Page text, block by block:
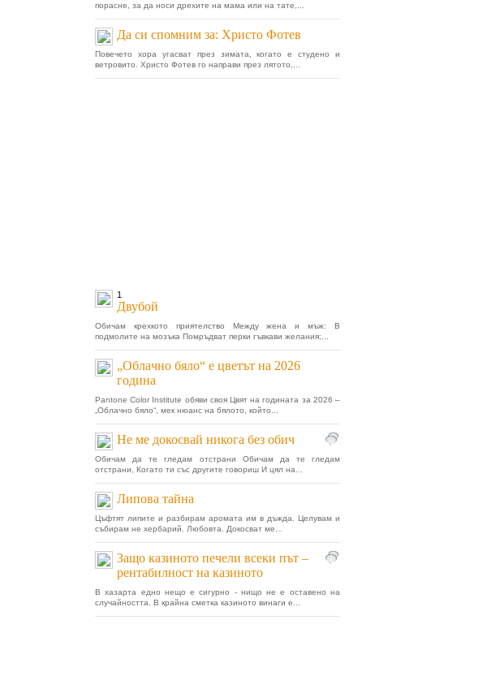
порасне, за да носи дрехите на мама или на тате,...
Да си спомним за: Христо Фотев
Повечето хора угасват през зимата, когато е студено и
ветровито. Христо Фотев го направи през лятото,...
1
Двубой
Обичам крехкото приятелство Между жена и мъж: В
подмолите на мозъка Помръдват перки гъвкави желания;...
„Облaчно бяло“ е цветът на 2026
година
Pantone Color Institute обяви своя Цвят на годината за 2026 –
„Облaчно бяло“, мек нюанс на бялото, който...
Не ме докосвай никога без обич
Обичам да те гледам отстрани Обичам да те гледам
отстрани, Когато ти със другите говориш И цял на...
Липова тайна
Цъфтят липите и разбирам аромата им в дъжда. Целувам и
събирам не хербарий. Любовта. Докосват ме...
Защо казиното печели всеки път –
рентабилност на казиното
В хазарта едно нещо е сигурно - нищо не е оставено на
случайността. В крайна сметка казиното винаги е...